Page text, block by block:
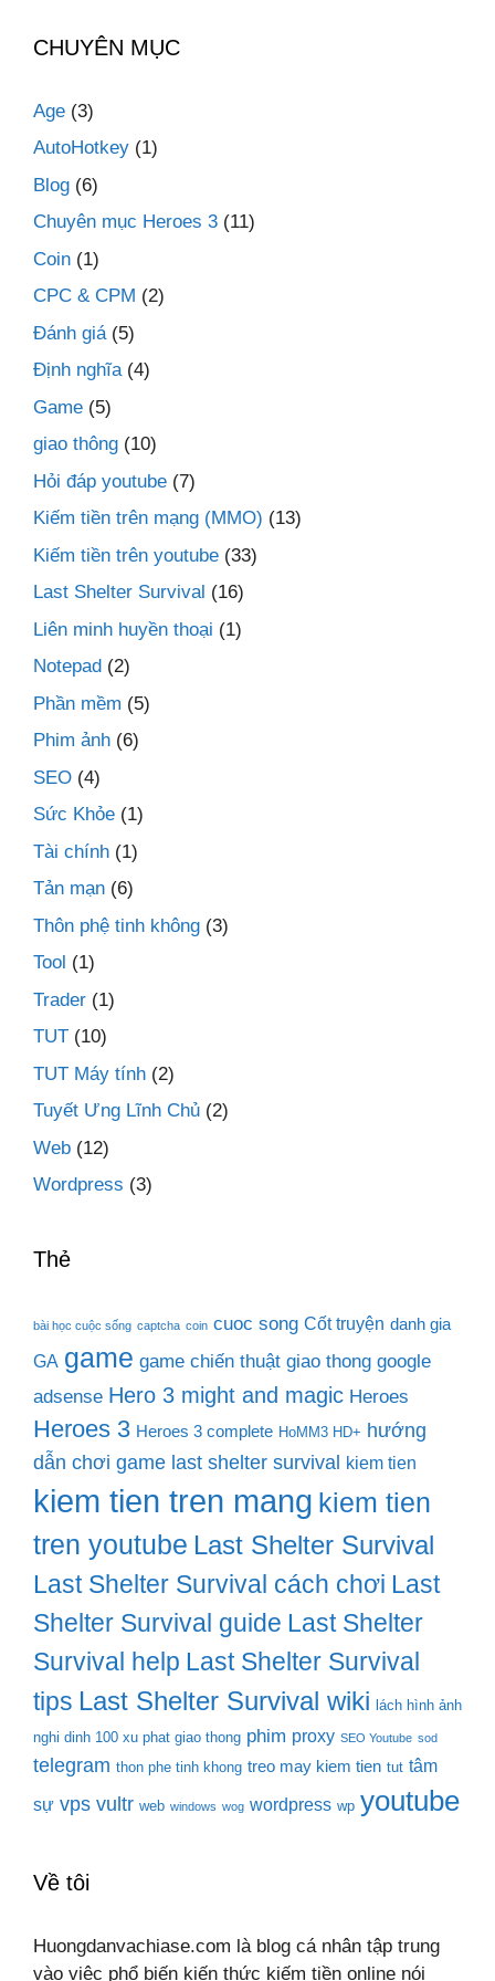
CHUYÊN MỤC
Age (3)
AutoHotkey (1)
Blog (6)
Chuyên mục Heroes 3 (11)
Coin (1)
CPC & CPM (2)
Đánh giá (5)
Định nghĩa(4)
Game (5)
giao thông (10)
Hỏi đáp youtube (7)
Kiếm tiền trên mạng (MMO) (13)
Kiếm tiền trên youtube (33)
Last Shelter Survival (16)
Liên minh huyền thoại (1)
Notepad (2)
Phần mềm (5)
Phim ảnh (6)
SEO (4)
Sức Khỏe (1)
Tài chính (1)
Tản mạn (6)
Thôn phệ tinh không (3)
Tool (1)
Trader (1)
TUT (10)
TUT Máy tính (2)
Tuyết Ưng Lĩnh Chủ (2)
Web (12)
Wordpress (3)
Thẻ
bài học cuộc sống captcha coin cuoc song Cốt truyện danh gia
GA game game chiến thuật giao thong google
adsense Hero 3 might and magic Heroes
Heroes 3 Heroes 3 complete HoMM3 HD+ hướng
dẫn chơi game last shelter survival kiem tien
kiem tien tren mang kiem tien
tren youtube Last Shelter Survival
Last Shelter Survival cách chơi Last
Shelter Survival guide Last Shelter
Survival help Last Shelter Survival
tips Last Shelter Survival wiki lách hình ảnh
nghi dinh 100 xu phat giao thong phim proxy SEO Youtube sod
telegram thon phe tinh khong treo may kiem tien tut tâm
sự vps vultr web windows wog wordpress wp youtube
Về tôi
Huongdanvachiase.com là blog cá nhân tập trung
vào việc phổ biến kiến thức kiếm tiền online nói